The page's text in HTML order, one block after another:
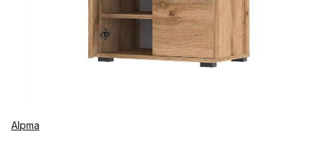
Alpma